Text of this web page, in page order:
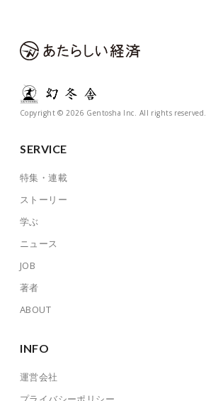
Copyright © 2026 Gentosha Inc. All rights reserved.
SERVICE
特集・連載
ストーリー
学ぶ
ニュース
JOB
著者
ABOUT
INFO
運営会社